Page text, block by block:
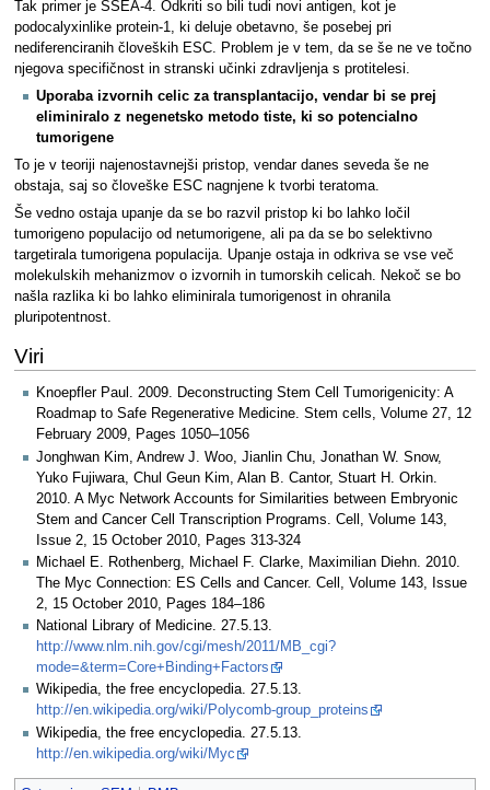
Tak primer je SSEA-4. Odkriti so bili tudi novi antigen, kot je
podocalyxinlike protein-1, ki deluje obetavno, še posebej pri
nediferenciranih človeških ESC. Problem je v tem, da se še ne ve točno
njegova specifičnost in stranski učinki zdravljenja s protitelesi.
Uporaba izvornih celic za transplantacijo, vendar bi se prej
eliminiralo z negenetsko metodo tiste, ki so potencialno
tumorigene
To je v teoriji najenostavnejši pristop, vendar danes seveda še ne
obstaja, saj so človeške ESC nagnjene k tvorbi teratoma.
Še vedno ostaja upanje da se bo razvil pristop ki bo lahko ločil
tumorigeno populacijo od netumorigene, ali pa da se bo selektivno
targetirala tumorigena populacija. Upanje ostaja in odkriva se vse več
molekulskih mehanizmov o izvornih in tumorskih celicah. Nekoč se bo
našla razlika ki bo lahko eliminirala tumorigenost in ohranila
pluripotentnost.
Viri
Knoepfler Paul. 2009. Deconstructing Stem Cell Tumorigenicity: A
Roadmap to Safe Regenerative Medicine. Stem cells, Volume 27, 12
February 2009, Pages 1050–1056
Jonghwan Kim, Andrew J. Woo, Jianlin Chu, Jonathan W. Snow,
Yuko Fujiwara, Chul Geun Kim, Alan B. Cantor, Stuart H. Orkin.
2010. A Myc Network Accounts for Similarities between Embryonic
Stem and Cancer Cell Transcription Programs. Cell, Volume 143,
Issue 2, 15 October 2010, Pages 313-324
Michael E. Rothenberg, Michael F. Clarke, Maximilian Diehn. 2010.
The Myc Connection: ES Cells and Cancer. Cell, Volume 143, Issue
2, 15 October 2010, Pages 184–186
National Library of Medicine. 27.5.13.
http://www.nlm.nih.gov/cgi/mesh/2011/MB_cgi?
mode=&term=Core+Binding+Factors
Wikipedia, the free encyclopedia. 27.5.13.
http://en.wikipedia.org/wiki/Polycomb-group_proteins
Wikipedia, the free encyclopedia. 27.5.13.
http://en.wikipedia.org/wiki/Myc